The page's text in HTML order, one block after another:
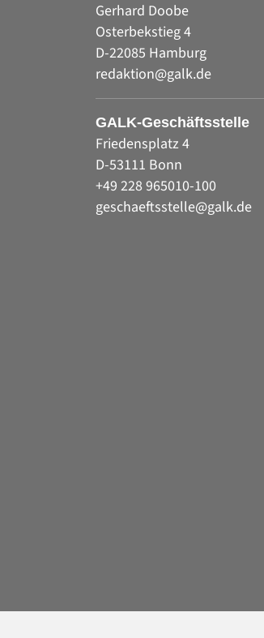
Gerhard Doobe
Osterbekstieg 4
D-22085 Hamburg
redaktion@galk.de
GALK-Geschäftsstelle
Friedensplatz 4
D-53111 Bonn
+49 228 965010-100
geschaeftsstelle@galk.de